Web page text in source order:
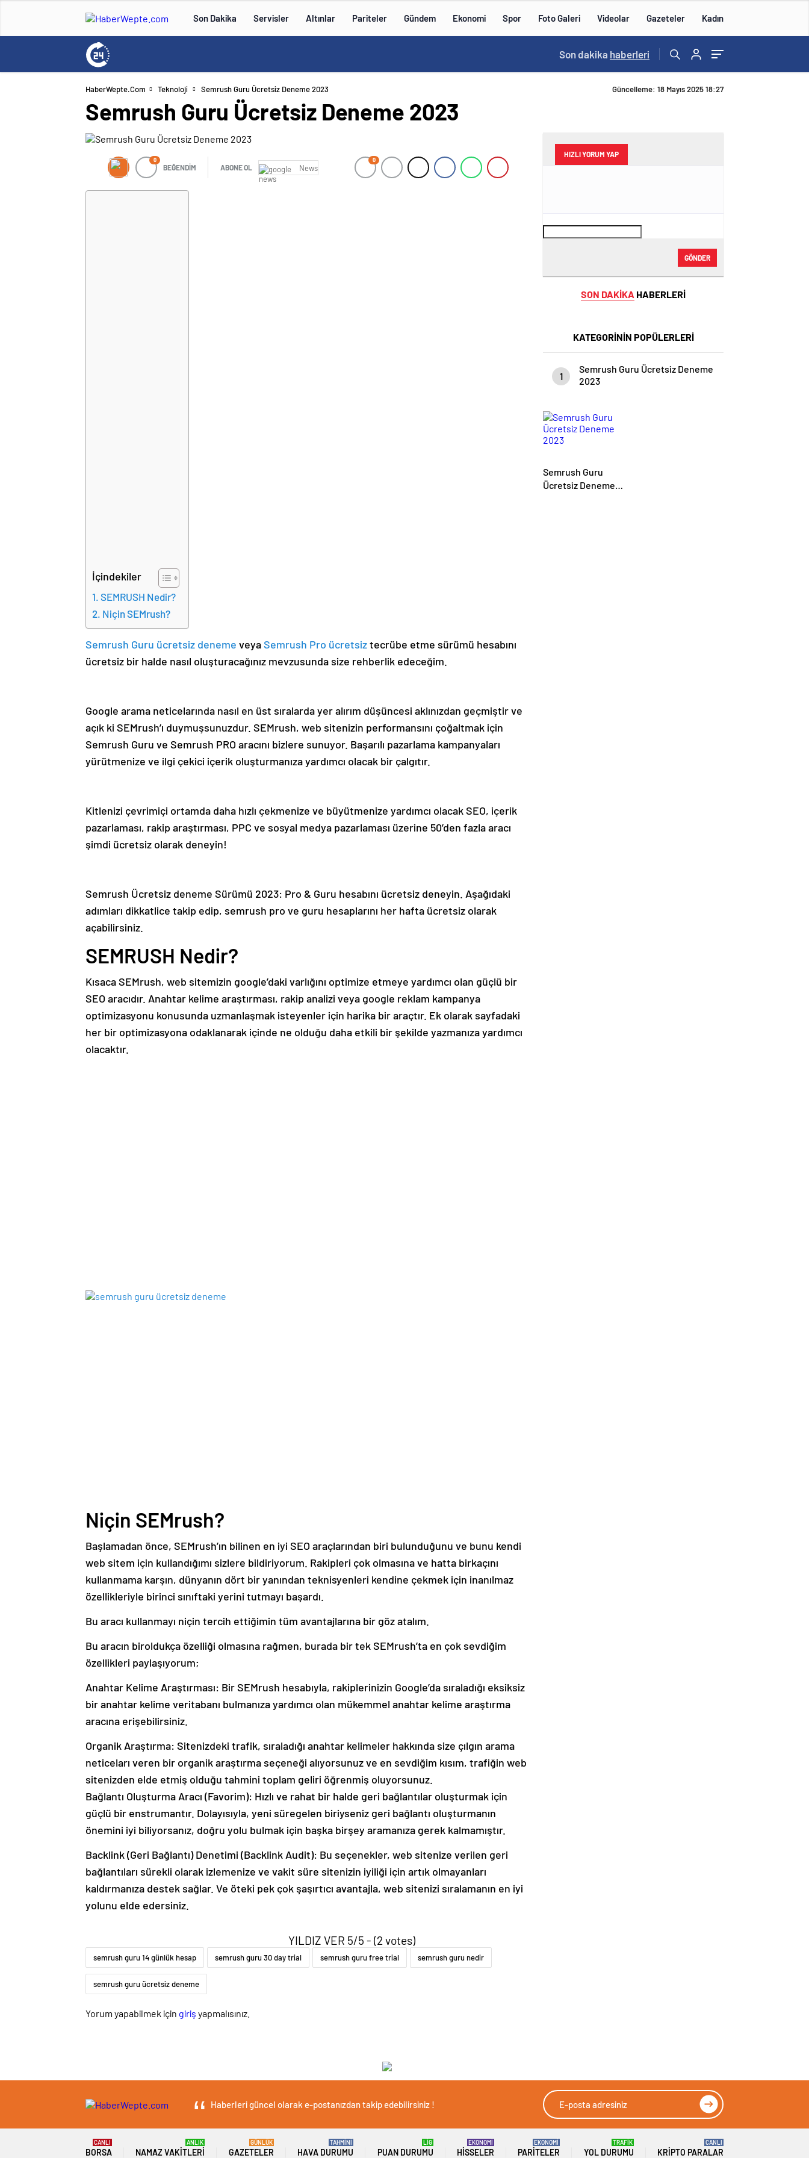
Son Dakika Servisler Altınlar Pariteler Gündem Ekonomi Spor Foto Galeri Videolar Gazeteler Kadın
Son dakika haberleri
HaberWepte.com Teknoloji Semrush Guru Ücretsiz Deneme 2023 Güncelleme: 18 Mayıs 2025 18:27
Semrush Guru Ücretsiz Deneme 2023
0
BEĞENDİM ABONE OL News
0
İçindekiler
SEMRUSH Nedir?
Niçin SEMrush?
Semrush Guru ücretsiz deneme veyaSemrush Pro ücretsiztecrübe etme sürümü hesabını
ücretsiz bir halde nasıl oluşturacağınız mevzusunda size rehberlik edeceğim.
Google arama neticelarında nasıl en üst sıralarda yer alırım düşüncesi aklınızdan geçmiştir ve
açık ki SEMrush’ı duymuşsunuzdur. SEMrush, web sitenizin performansını çoğaltmak için
Semrush Guru ve Semrush PRO aracını bizlere sunuyor. Başarılı pazarlama kampanyaları
yürütmenize ve ilgi çekici içerik oluşturmanıza yardımcı olacak bir çalgıtır.
Kitlenizi çevrimiçi ortamda daha hızlı çekmenize ve büyütmenize yardımcı olacak SEO, içerik
pazarlaması, rakip araştırması, PPC ve sosyal medya pazarlaması üzerine 50’den fazla aracı
şimdi ücretsiz olarak deneyin!
Semrush Ücretsiz deneme Sürümü 2023: Pro & Guru hesabını ücretsiz deneyin. Aşağıdaki
adımları dikkatlice takip edip, semrush pro ve guru hesaplarını her hafta ücretsiz olarak
açabilirsiniz.
SEMRUSH Nedir?
Kısaca SEMrush, web sitemizin google’daki varlığını optimize etmeye yardımcı olan güçlü bir
SEO aracıdır. Anahtar kelime araştırması, rakip analizi veya google reklam kampanya
optimizasyonu konusunda uzmanlaşmak isteyenler için harika bir araçtır. Ek olarak sayfadaki
her bir optimizasyona odaklanarak içinde ne olduğu daha etkili bir şekilde yazmanıza yardımcı
olacaktır.
Niçin SEMrush?
Başlamadan önce, SEMrush’ın bilinen en iyi SEO araçlarından biri bulunduğunu ve bunu kendi
web sitem için kullandığımı sizlere bildiriyorum. Rakipleri çok olmasına ve hatta birkaçını
kullanmama karşın, dünyanın dört bir yanından teknisyenleri kendine çekmek için inanılmaz
özellikleriyle birinci sınıftaki yerini tutmayı başardı.
Bu aracı kullanmayı niçin tercih ettiğimin tüm avantajlarına bir göz atalım.
Bu aracın biroldukça özelliği olmasına rağmen, burada bir tek SEMrush’ta en çok sevdiğim
özellikleri paylaşıyorum;
Anahtar Kelime Araştırması: Bir SEMrush hesabıyla, rakiplerinizin Google’da sıraladığı eksiksiz
bir anahtar kelime veritabanı bulmanıza yardımcı olan mükemmel anahtar kelime araştırma
aracına erişebilirsiniz.
Organik Araştırma: Sitenizdeki trafik, sıraladığı anahtar kelimeler hakkında size çılgın arama
neticeları veren bir organik araştırma seçeneği alıyorsunuz ve en sevdiğim kısım, trafiğin web
sitenizden elde etmiş olduğu tahmini toplam geliri öğrenmiş oluyorsunuz.
Bağlantı Oluşturma Aracı (Favorim): Hızlı ve rahat bir halde geri bağlantılar oluşturmak için
güçlü bir enstrumantır. Dolayısıyla, yeni süregelen biriyseniz geri bağlantı oluşturmanın
önemini iyi biliyorsanız, doğru yolu bulmak için başka birşey aramanıza gerek kalmamıştır.
Backlink (Geri Bağlantı) Denetimi (Backlink Audit): Bu seçenekler, web sitenize verilen geri
bağlantıları sürekli olarak izlemenize ve vakit süre sitenizin iyiliği için artık olmayanları
kaldırmanıza destek sağlar. Ve öteki pek çok şaşırtıcı avantajla, web sitenizi sıralamanın en iyi
yolunu elde edersiniz.
YILDIZ VER 5/5 - (2 votes)
semrush guru 14 günlük hesap semrush guru 30 day trial semrush guru free trial semrush guru nedir
semrush guru ücretsiz deneme
Yorum yapabilmek için giriş yapmalısınız.
HIZLI YORUM YAP
GÖNDER
SON DAKİKA HABERLERİ
KATEGORİNİN POPÜLERLERİ
1
Semrush Guru Ücretsiz Deneme
2023
Semrush Guru
Ücretsiz Deneme
Haberleri güncel olarak e-postanızdan takip edebilirsiniz !
BORSA
CANLI
NAMAZ VAKITLERI
ANLIK
GAZETELER
GÜNLÜK
HAVA DURUMU
TAHMİNİ
PUAN DURUMU
LİG
HISSELER
EKONOMİ
PARITELER
EKONOMİ
YOL DURUMU
TRAFİK
KRIPTO PARALAR
CANLI